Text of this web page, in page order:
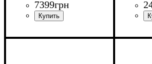
7399грн
Ширина: 70 см